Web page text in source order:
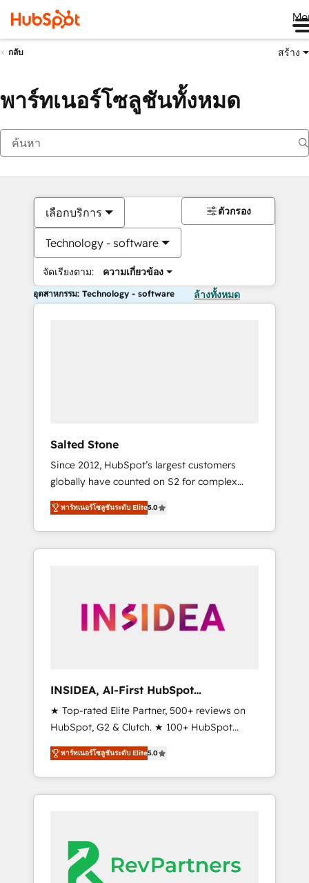
กลับ สร้าง
พาร์ทเนอร์โซลูชันทั้งหมด
เลือกบริการ
Technology - software
จัดเรียงตาม: ความเกี่ยวข้อง
ตัวกรอง
อุตสาหกรรม: Technology - software ล้างทั้งหมด
Salted Stone
Since 2012, HubSpot’s largest customers
globally have counted on S2 for complex
migrations, change management, systems
integration, and creative solutions that
deliver measurable impact and transform
brand experiences As one of the few full-
globally regionalized HubSpot websites,
integrated marketing campaigns, & RevOps
adoption with change-management
programs, and align marketing, sales, and
service to drive sustainable growth With 6
key HubSpot accreditations and experience
across hundreds of organizations in dozens
of industries, there’s a good chance one of
our globally integrated teams has worked
looking for...and get your next big initiative
moving!
พาร์ทเนอร์โซลูชันระดับ Elite5.0
INSIDEA, AI-First HubSpot
Onboarding & RevOps
★ Top-rated Elite Partner, 500+ reviews on
HubSpot, G2 & Clutch. ★ 100+ HubSpot
Certified Experts & Trainers across the team
★ 1,500+ implementations across five
continents ★ AI-First, RevOps-led,
Onboarding obsessed ★ Company of the
engine. We onboard your team, migrate your
data, and build AI-powered workflows that
drive adoption from week one, in your time
พาร์ทเนอร์โซลูชันระดับ Elite5.0